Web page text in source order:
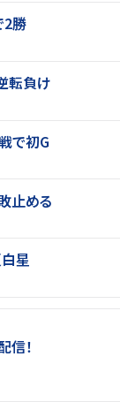
2勝
転負け
で初G
止める
星
信！